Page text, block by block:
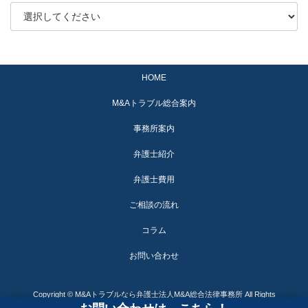
HOME
M&Aトラブル総合案内
事務所案内
弁護士紹介
弁護士費用
ご相談の流れ
コラム
お問い合わせ
Copyright © M&Aトラブルなら弁護士法人M&A総合法律事務所 All Rights